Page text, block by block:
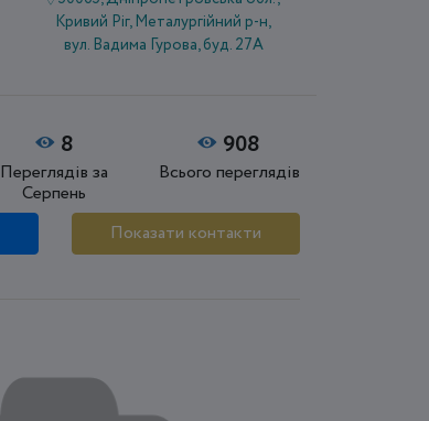
Кривий Ріг, Металургійний р-н,
вул. Вадима Гурова, буд. 27А
8
Переглядів за
Серпень
908
Всього переглядів
Показати контакти